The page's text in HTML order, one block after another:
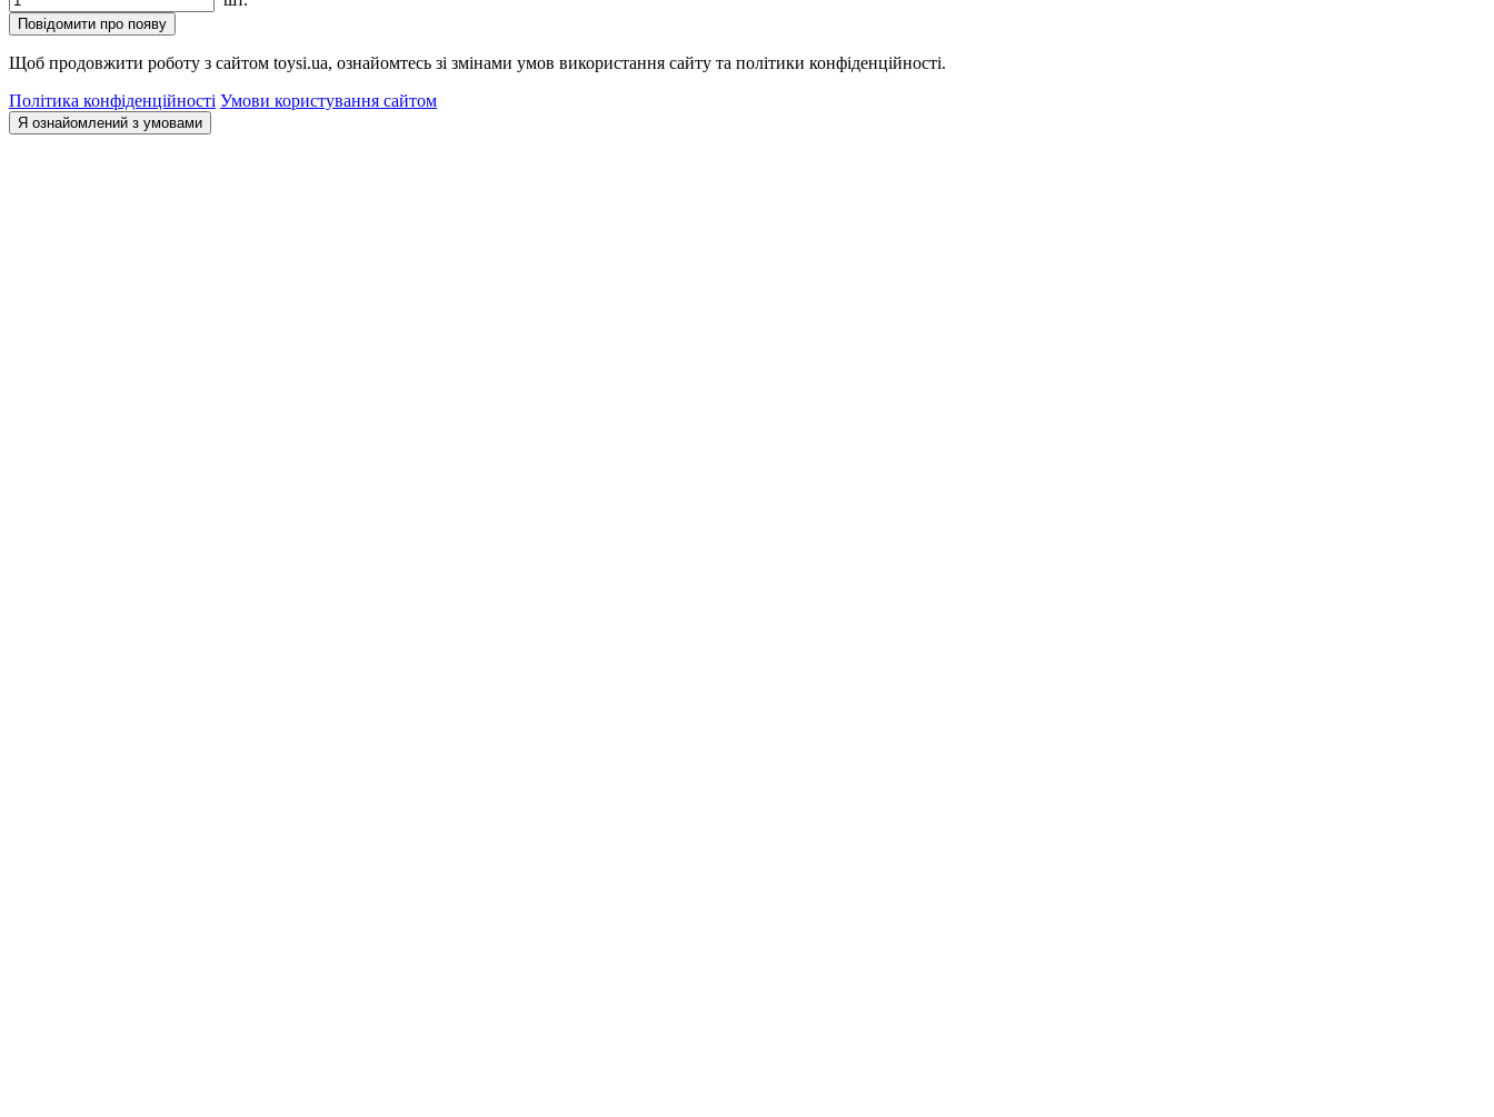
Повідомити про появу
Щоб продовжити роботу з сайтом toysi.ua, ознайомтесь зі змінами умов використання сайту та політики конфіденційності.
Політика конфіденційності Умови користування сайтом
Я ознайомлений з умовами